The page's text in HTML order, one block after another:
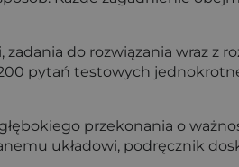
do rozwiązania wraz z
pytań testowych
przekonania o
układowi, podręcznik